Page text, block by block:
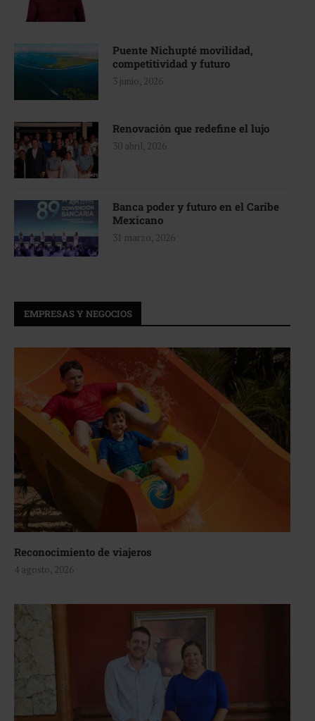
Puente Nichupté movilidad,
competitividad y futuro
3 junio, 2026
Renovación que redefine el lujo
30 abril, 2026
Banca poder y futuro en el Caribe
Mexicano
31 marzo, 2026
EMPRESAS Y NEGOCIOS
Reconocimiento de viajeros
4 agosto, 2026